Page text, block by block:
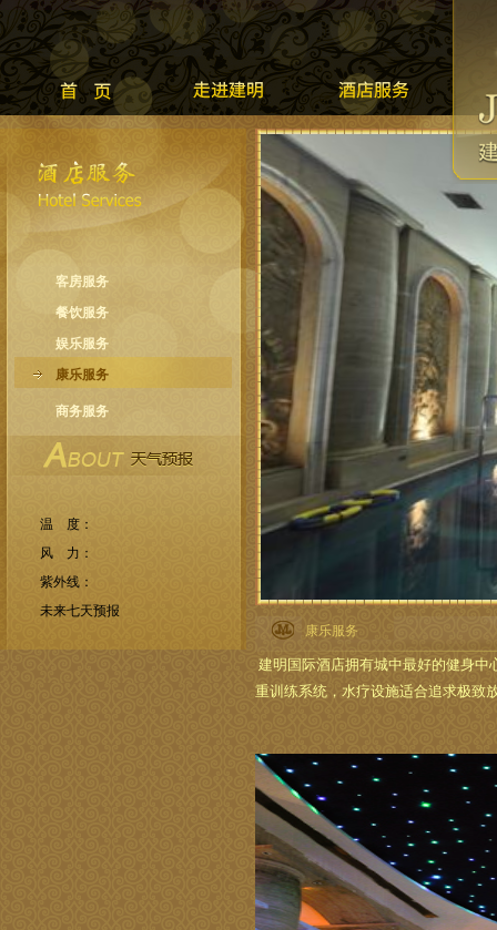
客房服务
餐饮服务
娱乐服务
康乐服务
商务服务
康乐服务
建明国际酒店拥有城中最好的健身
重训练系统，水疗设施适合追求极致